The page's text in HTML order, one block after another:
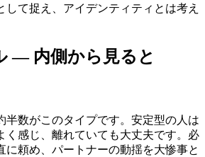
して捉え、アイデンティティとは考え
— 内側から見ると
半数がこのタイプです。安定型の人は
く感じ、離れていても大丈夫です。必
に頼め、パートナーの動揺を大惨事と